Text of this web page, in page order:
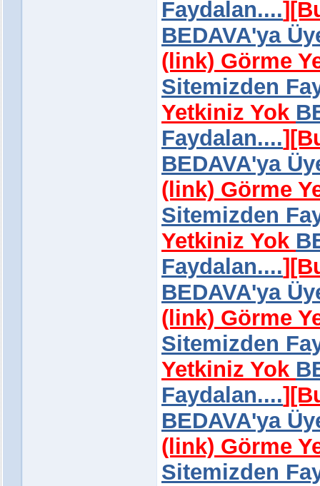
Faydalan....]
BEDAVA'ya
(link) Görme
Sitemizden
Yetkiniz Yok
Faydalan....]
BEDAVA'ya
(link) Görme
Sitemizden
Yetkiniz Yok
Faydalan....]
BEDAVA'ya
(link) Görme
Sitemizden
Yetkiniz Yok
Faydalan....]
BEDAVA'ya
(link) Görme
Sitemizden